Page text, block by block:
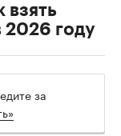
взять
2026 году
за